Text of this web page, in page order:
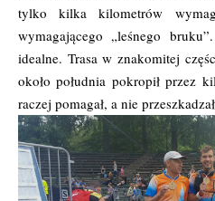
tylko kilka kilometrów
wymagającego „leśnego
idealne. Trasa w znakomitej
około południa pokropił przez
raczej pomagał, a nie